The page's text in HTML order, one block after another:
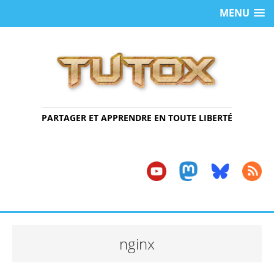
MENU
PARTAGER ET APPRENDRE EN TOUTE LIBERTÉ
nginx